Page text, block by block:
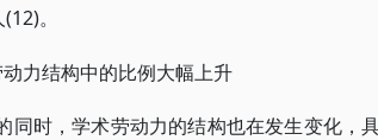
。
力结构中的比例大幅上升
同时，学术劳动力的结构也在发生变化，